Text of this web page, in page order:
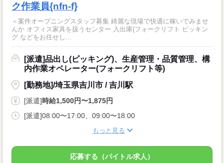
ク作業員{nfn-f}
＜案件オープニングスタッフ募集 綺麗な現場で快適に稼いでみませ
んか オフィス家具を扱うセンター 入出庫(フォークリフト ピッキン
グ などをお任せし...
[派遣]品出し(ピッキング)、生産管理・品質管理、構
内作業オペレーター(フォークリフト等)
[勤務地]/埼玉県吉川市 / 吉川駅
[派遣]時給1,500円〜1,875円
[派遣]08:00〜17:00、09:00〜18:00
もっと見る
応募する（バイトル求人）